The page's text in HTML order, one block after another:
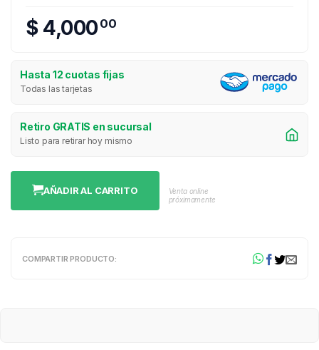
$ 4,00000
Hasta 12 cuotas fijas
Todas las tarjetas
Retiro GRATIS en sucursal
Listo para retirar hoy mismo
AÑADIR AL CARRITO
Venta online
próximamente
COMPARTIR PRODUCTO: